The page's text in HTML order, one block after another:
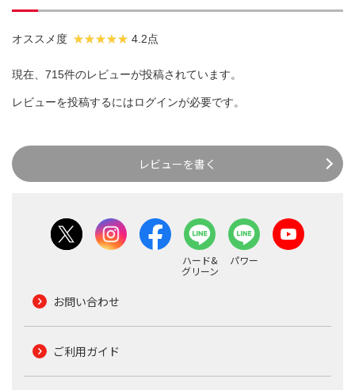
オススメ度 4.2点
現在、715件のレビューが投稿されています。
レビューを投稿するにはログインが必要です。
レビューを書く
ハード&
グリーン
パワー
お問い合わせ
ご利用ガイド